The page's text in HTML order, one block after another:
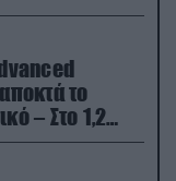
το
– Στο 1,2